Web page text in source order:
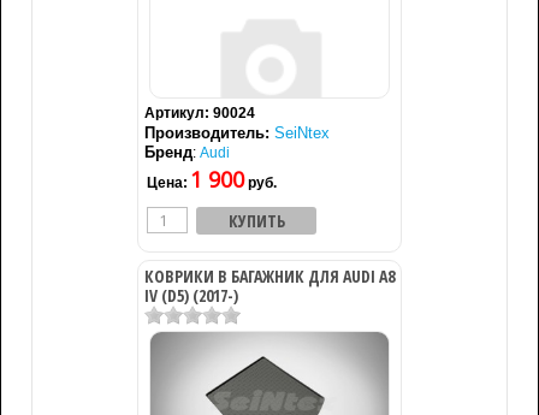
Артикул: 90024
Производитель: SeiNtex
Бренд: Audi
Цена: 1 900руб.
КОВРИКИ В БАГАЖНИК ДЛЯ AUDI A8
IV (D5) (2017-)